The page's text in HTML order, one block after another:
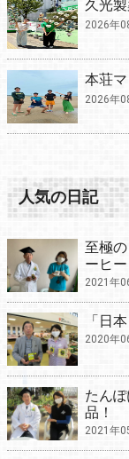
久光
2026年
本荘
2026年
人気の日記
至極
ーヒー
2021年
「日
2020年
たん
品！
2021年